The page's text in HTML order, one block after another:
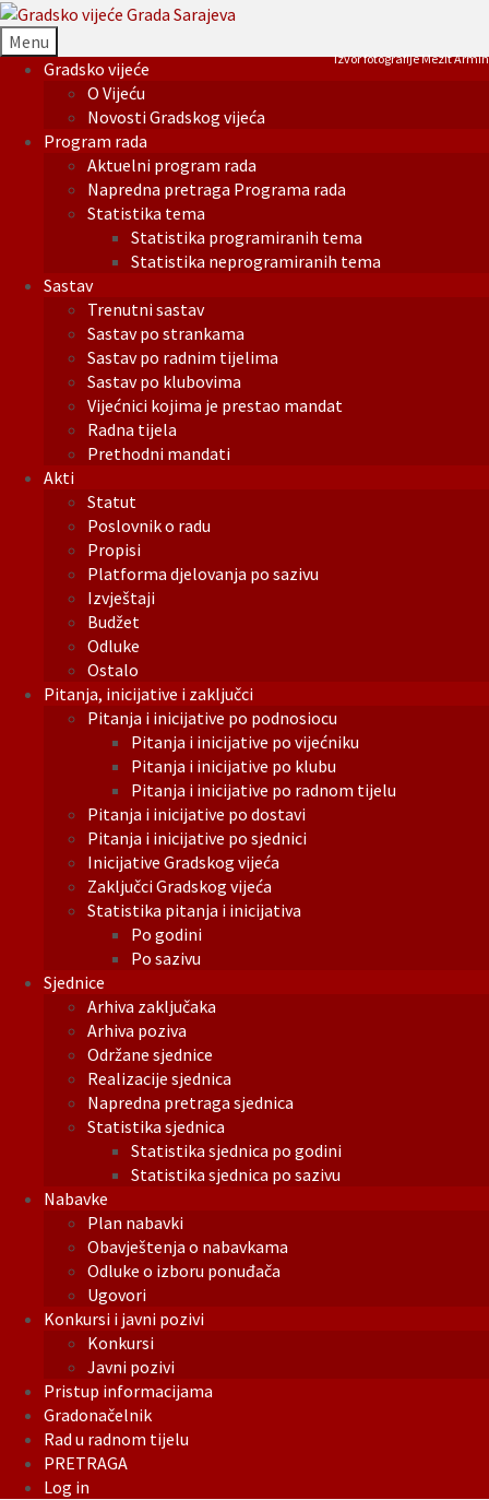
Menu
Gradsko vijeće
O Vijeću
Novosti Gradskog vijeća
Program rada
Aktuelni program rada
Napredna pretraga Programa rada
Statistika tema
Statistika programiranih tema
Statistika neprogramiranih tema
Sastav
Trenutni sastav
Sastav po strankama
Sastav po radnim tijelima
Sastav po klubovima
Vijećnici kojima je prestao mandat
Radna tijela
Prethodni mandati
Akti
Statut
Poslovnik o radu
Propisi
Platforma djelovanja po sazivu
Izvještaji
Budžet
Odluke
Ostalo
Pitanja, inicijative i zaključci
Pitanja i inicijative po podnosiocu
Pitanja i inicijative po vijećniku
Pitanja i inicijative po klubu
Pitanja i inicijative po radnom tijelu
Pitanja i inicijative po dostavi
Pitanja i inicijative po sjednici
Inicijative Gradskog vijeća
Zaključci Gradskog vijeća
Statistika pitanja i inicijativa
Po godini
Po sazivu
Sjednice
Arhiva zaključaka
Arhiva poziva
Održane sjednice
Realizacije sjednica
Napredna pretraga sjednica
Statistika sjednica
Statistika sjednica po godini
Statistika sjednica po sazivu
Nabavke
Plan nabavki
Obavještenja o nabavkama
Odluke o izboru ponuđača
Ugovori
Konkursi i javni pozivi
Konkursi
Javni pozivi
Pristup informacijama
Gradonačelnik
Rad u radnom tijelu
PRETRAGA
Log in
Izvor fotografije Mezit Armin